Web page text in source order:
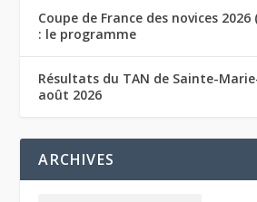
Coupe de France des novices
: le programme
Résultats du TAN de Sainte-
août 2026
ARCHIVES